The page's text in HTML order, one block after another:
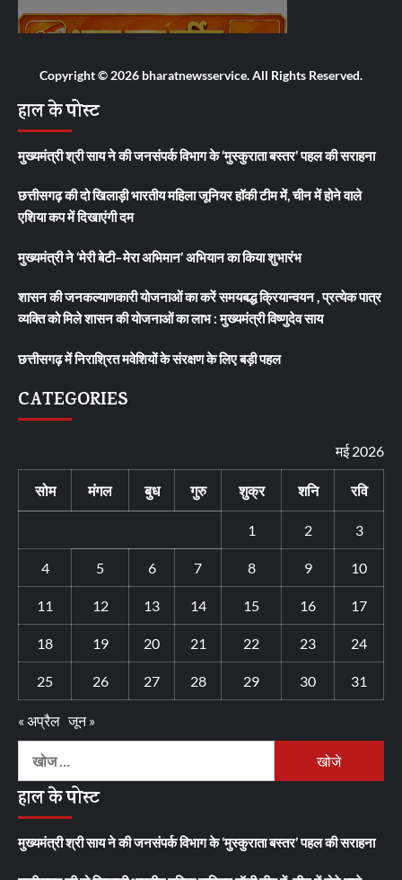
Copyright © 2026 bharatnewsservice. All Rights Reserved.
हाल के पोस्ट
मुख्यमंत्री श्री साय ने की जनसंपर्क विभाग के ‘मुस्कुराता बस्तर’ पहल की सराहना
छत्तीसगढ़ की दो खिलाड़ी भारतीय महिला जूनियर हॉकी टीम में, चीन में होने वाले
एशिया कप में दिखाएंगी दम
मुख्यमंत्री ने ‘मेरी बेटी–मेरा अभिमान’ अभियान का किया शुभारंभ
शासन की जनकल्याणकारी योजनाओं का करें समयबद्ध क्रियान्वयन , प्रत्येक पात्र
व्यक्ति को मिले शासन की योजनाओं का लाभ : मुख्यमंत्री विष्णुदेव साय
छत्तीसगढ़ में निराश्रित मवेशियों के संरक्षण के लिए बड़ी पहल
CATEGORIES
मई 2026
सोम मंगल बुध गुरु शुक्र शनि रवि
1 2 3
4 5 6 7 8 9 10
11 12 13 14 15 16 17
18 19 20 21 22 23 24
25 26 27 28 29 30 31
« अप्रैल जून »
निम्न
खोजें:
हाल के पोस्ट
मुख्यमंत्री श्री साय ने की जनसंपर्क विभाग के ‘मुस्कुराता बस्तर’ पहल की सराहना